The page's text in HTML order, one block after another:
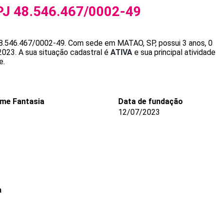
48.546.467/0002-49
0002-49. Com sede em MATAO, SP, possui 3 anos, 0
A sua situação cadastral é ATIVA e sua principal atividade
Fantasia
Data de fundação
12/07/2023